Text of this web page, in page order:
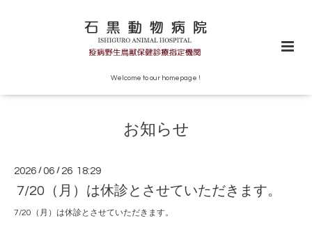
Welcome to our homepage !
お知らせ
2026 /06 / 26 18:29
7/20（月）は休診とさせていただきます。
7/20（月）は休診とさせていただきます。